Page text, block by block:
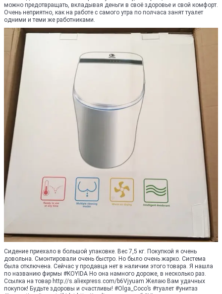
можно предотвращать, вкладывая деньги в своё здоровье и свой комфорт.
Очень неприятно, как на работе с самого утра по полчаса занят туалет
одними и теми же работниками.
Сидение приехало в большой упаковке. Вес 7,5 кг. Покупкой я очень
довольна. Смонтировали очень быстро. Но было очень жарко. Система
была отключена. Сейчас у продавца нет в наличии этого товара. Я нашла
по названию фирмы #KOYIDA Но она намного дороже, в несколько раз.
Ссылка на товар http://s.aliexpress.com/b6Vjyuam Желаю Вам удачных
покупок! Будьте здоровы и счастливы! #Olga_Coco’s #туалет #унитаз